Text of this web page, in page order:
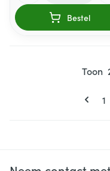
Bestel
1
Toon